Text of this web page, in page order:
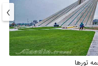
تورها
›